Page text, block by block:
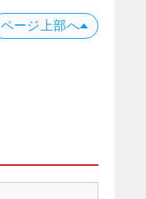
ページ上部へ